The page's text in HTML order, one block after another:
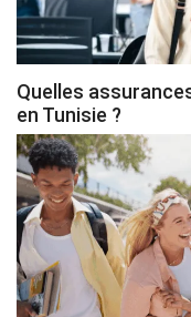
Quelles
en Tunisie ?